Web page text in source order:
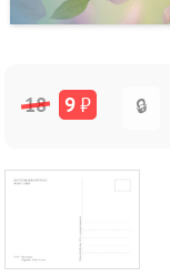
18 9₽ 🔒